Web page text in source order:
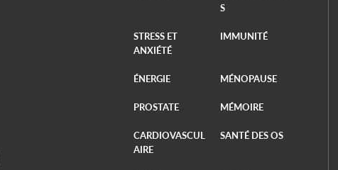
S
STRESS ET
ANXIÉTÉ
IMMUNITÉ
ÉNERGIE MÉNOPAUSE
PROSTATE MÉMOIRE
CARDIOVASCUL
AIRE
SANTÉ DES OS